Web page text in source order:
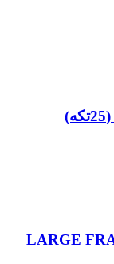
ست پلویس لگن ریکانس تراکشن (25تکه)